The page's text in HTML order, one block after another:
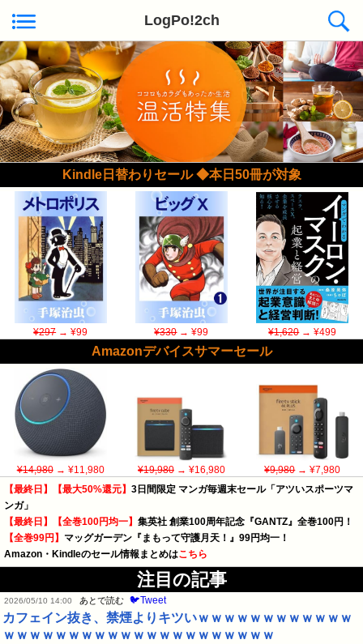
LogPo!2ch
Kindle日替わりセール ◆本日50冊が対象
¥297→ ¥99 ¥330→ ¥99 ¥1,620→ ¥499
Amazonデバイスサマーセール
¥14,980→ ¥11,980 ¥19,980→ ¥16,980 ¥9,980→ ¥7,980
【最終日】【最大50%還元】 3日間限定 マンガ毎週末セール「アツいスポーツマ
ンガ」
【最終日】【全巻100円均一】 集英社 創業100周年記念『GANTZ』全巻100円！
【全巻99円】 マッグガーデン『まもって守護月天！』99円均一！
Amazon・Kindleのセール情報まとめはこちら
注目の記事
2026/05/10 14:00 あとで読む 🐦Tweet
カフェイン抜き、禁煙よりキツいｗｗｗｗｗｗｗｗｗｗｗｗ
ｗｗｗｗｗｗｗｗｗｗｗｗｗｗｗｗｗｗｗｗｗ